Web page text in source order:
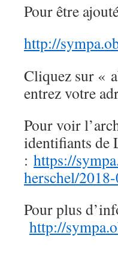
Pour être
http://
Cliquez sur «
entrez votre
Pour voir
identifiants de
: https://
herschel/
Pour plus
http://